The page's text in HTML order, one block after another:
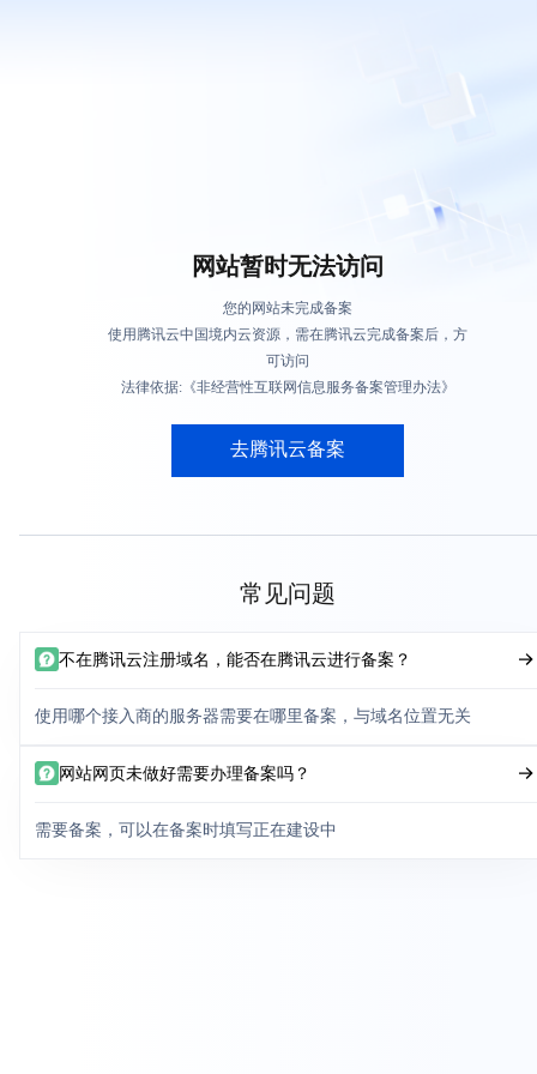
网站暂时无法访问
您的网站未完成备案
使用腾讯云中国境内云资源，需在腾讯云完成备案后，方
可访问
法律依据:《非经营性互联网信息服务备案管理办法》
去腾讯云备案
常见问题
不在腾讯云注册域名，能否在腾讯云进行备案？
使用哪个接入商的服务器需要在哪里备案，与域名位置无关
网站网页未做好需要办理备案吗？
需要备案，可以在备案时填写正在建设中